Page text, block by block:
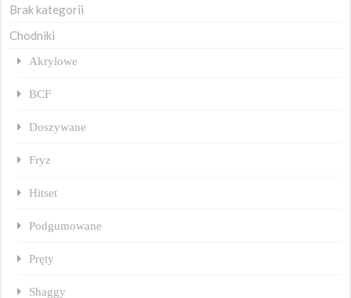
Brak kategorii
Chodniki
Akrylowe
BCF
Doszywane
Fryz
Hitset
Podgumowane
Pręty
Shaggy